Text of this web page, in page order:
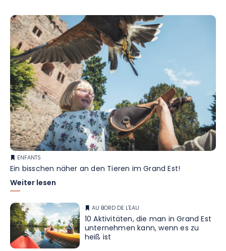
ENFANTS
Ein bisschen näher an den Tieren im Grand Est!
Weiter lesen
AU BORD DE L'EAU
10 Aktivitäten, die man in Grand Est
unternehmen kann, wenn es zu
heiß ist